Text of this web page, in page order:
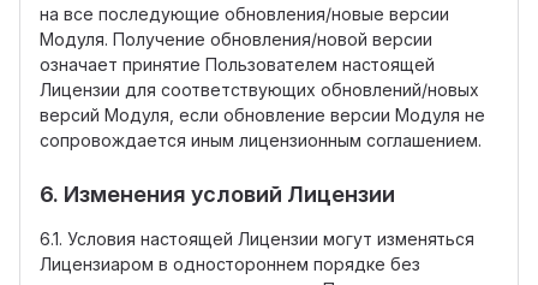
на все последующие обновления/новые версии
Модуля. Получение обновления/новой версии
означает принятие Пользователем настоящей
Лицензии для соответствующих обновлений/новых
версий Модуля, если обновление версии Модуля не
сопровождается иным лицензионным соглашением.
6. Изменения условий Лицензии
6.1. Условия настоящей Лицензии могут изменяться
Лицензиаром в одностороннем порядке без